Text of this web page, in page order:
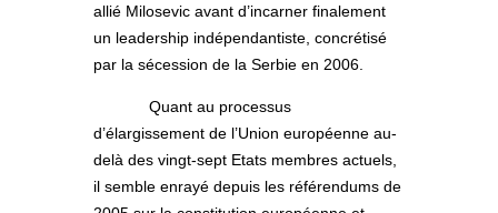
allié Milosevic avant d’incarner finalement
un leadership indépendantiste, concrétisé
par la sécession de la Serbie en 2006.
Quant au processus
d’élargissement de l’Union européenne au-
delà des vingt-sept Etats membres actuels,
il semble enrayé depuis les référendums de